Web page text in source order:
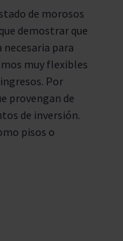
de morosos
demostrar que
necesaria para
muy flexibles
Por
provengan de
de inversión.
pisos o